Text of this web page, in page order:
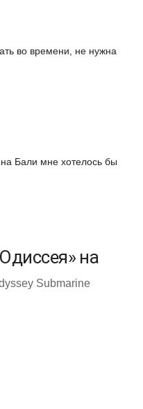
во времени, не нужна
Бали мне хотелось бы
на
Submarine